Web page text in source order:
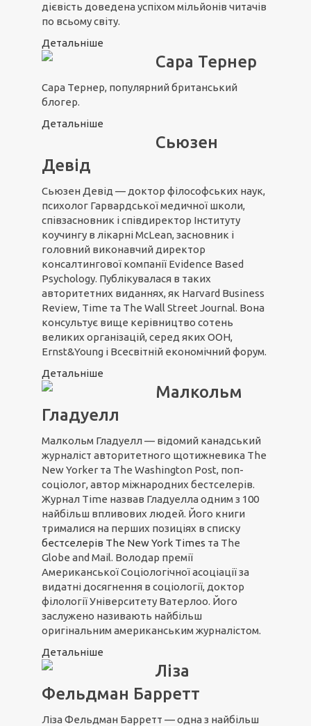
дієвість доведена успіхом мільйонів читачів
по всьому світу.
Детальніше
Сара Тернер
Сара Тернер, популярний британський
блогер.
Детальніше
Сьюзен
Девід
Сьюзен Девід — доктор філософських наук,
психолог Гарвардської медичної школи,
співзасновник і співдиректор Інституту
коучингу в лікарні McLean, засновник і
головний виконавчий директор
консалтингової компанії Evidence Based
Psychology. Публікувалася в таких
авторитетних виданнях, як Harvard Business
Review, Time та The Wall Street Journal. Вона
консультує вище керівництво сотень
великих організацій, серед яких ООН,
Ernst&Young і Всесвітній економічний форум.
Детальніше
Малкольм
Гладуелл
Малкольм Гладуелл — відомий канадський
журналіст авторитетного щотижневика The
New Yorker та The Washington Post, поп-
соціолог, автор міжнародних бестселерів.
Журнал Time назвав Гладуелла одним з 100
найбільш впливових людей. Його книги
трималися на перших позиціях в списку
бестселерів The New York Times та The
Globe and Mail. Володар премії
Американської Соціологічної асоціації за
видатні досягнення в соціології, доктор
філології Університету Ватерлоо. Його
заслужено називають найбільш
оригінальним американським журналістом.
Детальніше
Ліза
Фельдман Барретт
Ліза Фельдман Барретт — одна з найбільш